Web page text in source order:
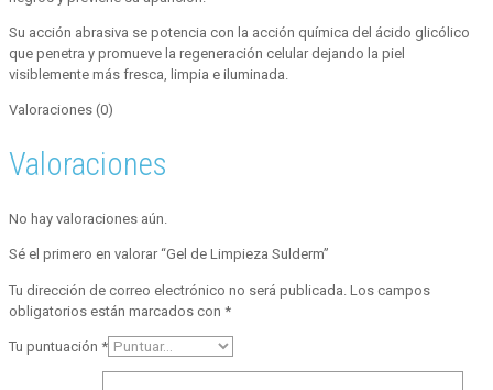
Su acción abrasiva se potencia con la acción química del ácido glicólico
que penetra y promueve la regeneración celular dejando la piel
visiblemente más fresca, limpia e iluminada.
Valoraciones (0)
Valoraciones
No hay valoraciones aún.
Sé el primero en valorar “Gel de Limpieza Sulderm”
Tu dirección de correo electrónico no será publicada. Los campos
obligatorios están marcados con *
Tu puntuación *